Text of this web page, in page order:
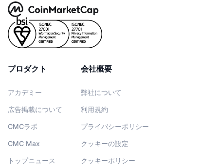
プロダクト
アカデミー
広告掲載について
CMCラボ
CMC Max
トップニュース
会社概要
弊社について
利用規約
プライバシーポリシー
クッキーの設定
クッキーポリシー